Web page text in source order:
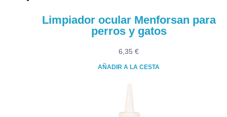
Limpiador ocular Menforsan para
perros y gatos
6,35 €
AÑADIR A LA CESTA